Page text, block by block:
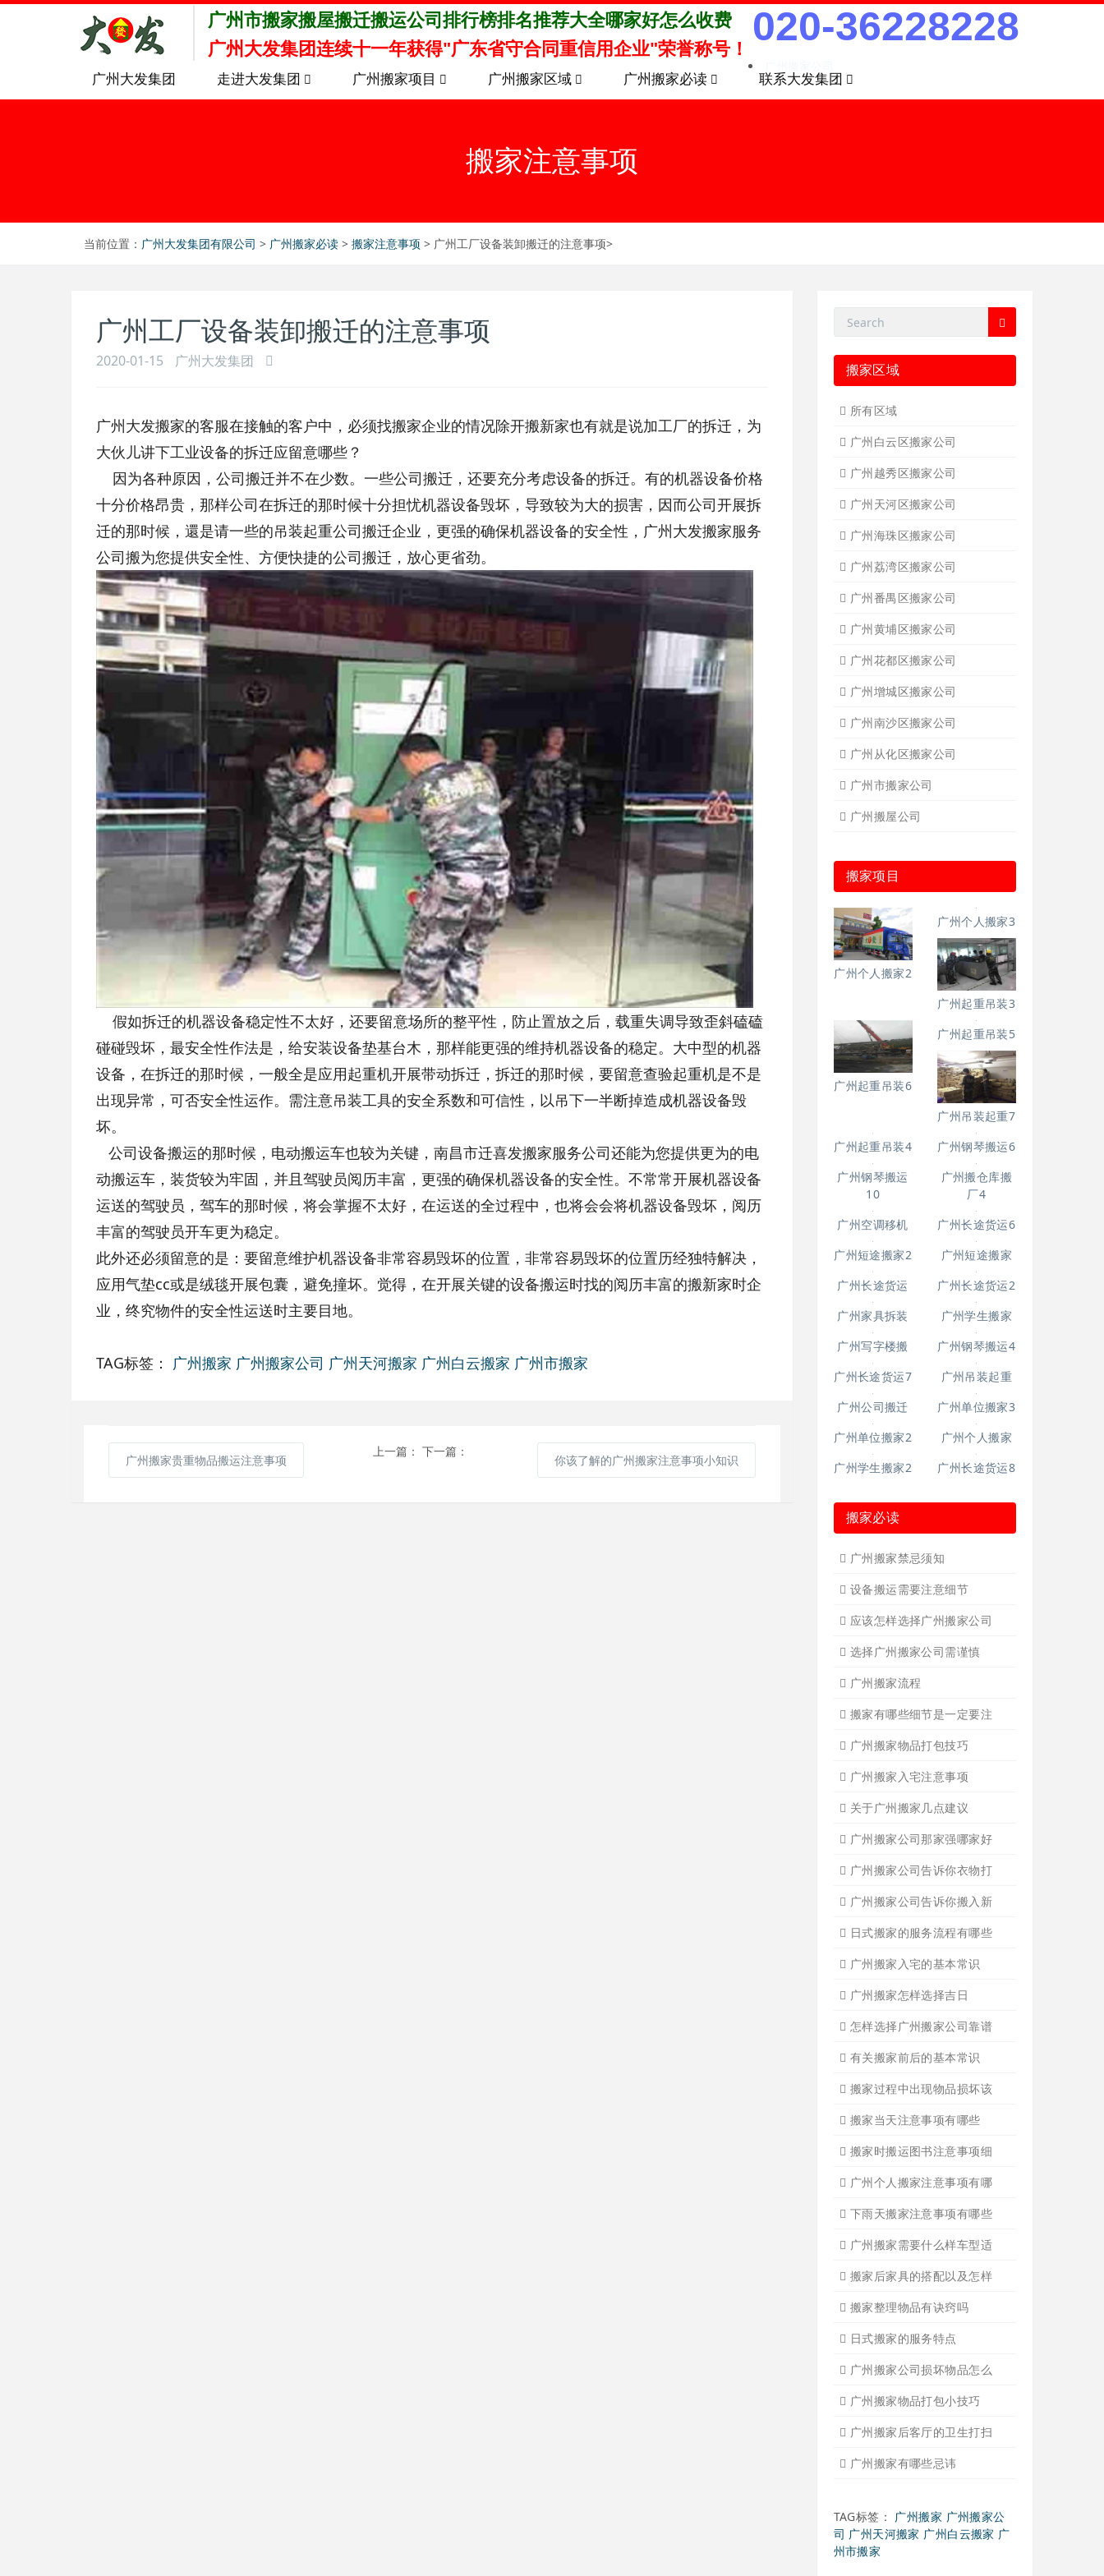
广州市搬家搬屋搬迁搬运公司排行榜排名推荐大全哪家好怎么收费
广州大发集团连续十一年获得"广东省守合同重信用企业"荣誉称号！ 020-36228228
广州大发集团 走进大发集团 广州搬家项目 广州搬家区域 广州搬家必读 联系大发集团
搬家注意事项
当前位置： 广州大发集团有限公司 > 广州搬家必读 > 搬家注意事项 > 广州工厂设备装卸搬迁的注意事项>
广州工厂设备装卸搬迁的注意事项
2020-01-15 广州大发集团
广州大发搬家的客服在接触的客户中，必须找搬家企业的情况除开搬新家也有就是说加工厂的拆迁，为
大伙儿讲下工业设备的拆迁应留意哪些？
因为各种原因，公司搬迁并不在少数。一些公司搬迁，还要充分考虑设备的拆迁。有的机器设备价格
十分价格昂贵，那样公司在拆迁的那时候十分担忧机器设备毁坏，导致较为大的损害，因而公司开展拆
迁的那时候，還是请一些的吊装起重公司搬迁企业，更强的确保机器设备的安全性，广州大发搬家服务
公司搬为您提供安全性、方便快捷的公司搬迁，放心更省劲。
假如拆迁的机器设备稳定性不太好，还要留意场所的整平性，防止置放之后，载重失调导致歪斜磕磕
碰碰毁坏，最安全性作法是，给安装设备垫基台木，那样能更强的维持机器设备的稳定。大中型的机器
设备，在拆迁的那时候，一般全是应用起重机开展带动拆迁，拆迁的那时候，要留意查验起重机是不是
出现异常，可否安全性运作。需注意吊装工具的安全系数和可信性，以吊下一半断掉造成机器设备毁
坏。
公司设备搬运的那时候，电动搬运车也较为关键，南昌市迁喜发搬家服务公司还能为您提供更为的电
动搬运车，装货较为牢固，并且驾驶员阅历丰富，更强的确保机器设备的安全性。不常常开展机器设备
运送的驾驶员，驾车的那时候，将会掌握不太好，在运送的全过程中，也将会会将机器设备毁坏，阅历
丰富的驾驶员开车更为稳定。
此外还必须留意的是：要留意维护机器设备非常容易毁坏的位置，非常容易毁坏的位置历经独特解决，
应用气垫cc或是绒毯开展包囊，避免撞坏。觉得，在开展关键的设备搬运时找的阅历丰富的搬新家时企
业，终究物件的安全性运送时主要目地。
TAG标签： 广州搬家 广州搬家公司 广州天河搬家 广州白云搬家 广州市搬家
上一篇：
广州搬家贵重物品搬运注意事项
下一篇：
你该了解的广州搬家注意事项小知识
搬家区域
所有区域
广州白云区搬家公司
广州越秀区搬家公司
广州天河区搬家公司
广州海珠区搬家公司
广州荔湾区搬家公司
广州番禺区搬家公司
广州黄埔区搬家公司
广州花都区搬家公司
广州增城区搬家公司
广州南沙区搬家公司
广州从化区搬家公司
广州市搬家公司
广州搬屋公司
搬家项目
广州个人搬家2 广州个人搬家3
广州起重吊装3 广州起重吊装6
广州起重吊装5 广州吊装起重7
广州起重吊装4 广州钢琴搬运6
广州钢琴搬运
10
广州搬仓库搬
厂4
广州空调移机
广州短途搬家2
广州短途搬家
广州长途货运
广州长途货运2
广州家具拆装
广州写字楼搬
广州单位搬家2
广州个人搬家
广州学生搬家2
广州长途货运8
搬家必读
广州搬家禁忌须知
设备搬运需要注意细节
应该怎样选择广州搬家公司
选择广州搬家公司需谨慎
广州搬家流程
搬家有哪些细节是一定要注
广州搬家物品打包技巧
广州搬家入宅注意事项
关于广州搬家几点建议
广州搬家公司那家强哪家好
广州搬家公司告诉你衣物打
广州搬家公司告诉你搬入新
日式搬家的服务流程有哪些
广州搬家入宅的基本常识
广州搬家怎样选择吉日
怎样选择广州搬家公司靠谱
搬家过程中出现物品损坏该